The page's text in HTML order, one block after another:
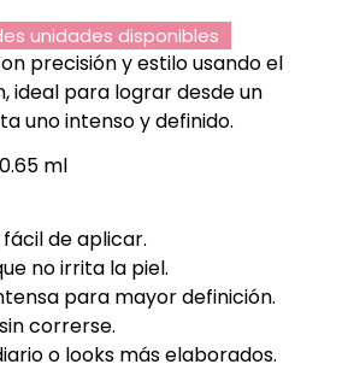
unidades disponibles
precisión y estilo usando el
ideal para lograr desde un
uno intenso y definido.
ml
de aplicar.
no irrita la piel.
para mayor definición.
correrse.
o looks más elaborados.